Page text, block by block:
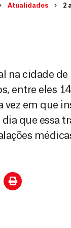
Atualidades 2
na cidade
entre eles
vez em que
que essa